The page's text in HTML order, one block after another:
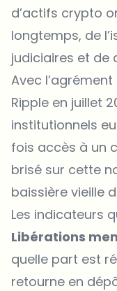
d’actifs crypto
longtemps, de
judiciaires et de
Avec
Ripple en juillet
institutionnels
fois accès à un
brisé sur cette
baissière vieille
Les indicateurs
Libérations
quelle part est
retourne en